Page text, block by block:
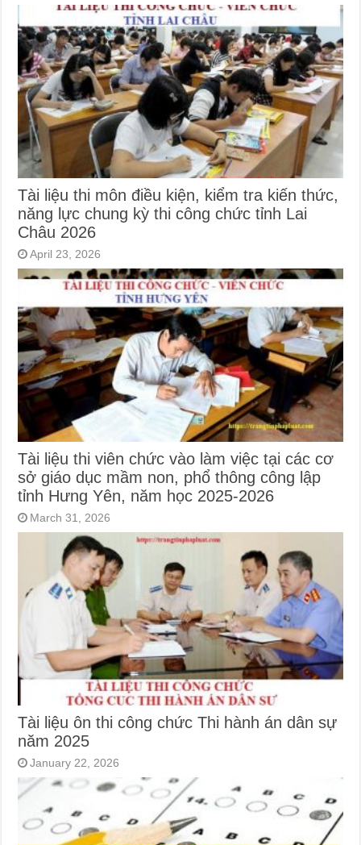
Tài liệu thi môn điều kiện, kiểm tra kiến thức,
năng lực chung kỳ thi công chức tỉnh Lai
Châu 2026
April 23, 2026
Tài liệu thi viên chức vào làm việc tại các cơ
sở giáo dục mầm non, phổ thông công lập
tỉnh Hưng Yên, năm học 2025-2026
March 31, 2026
Tài liệu ôn thi công chức Thi hành án dân sự
năm 2025
January 22, 2026